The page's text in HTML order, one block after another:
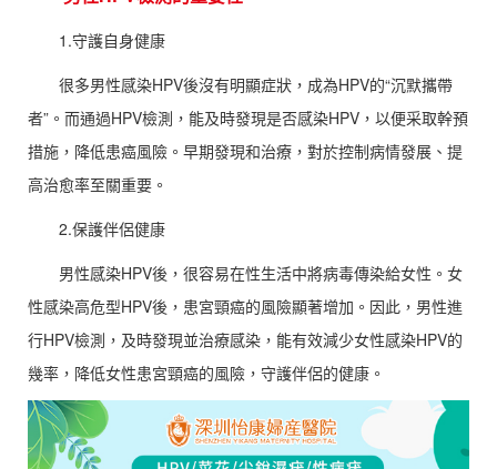
1.守護自身健康
很多男性感染HPV後沒有明顯症狀，成為HPV的“沉默攜帶
者”。而通過HPV檢測，能及時發現是否感染HPV，以便采取幹預
措施，降低患癌風險。早期發現和治療，對於控制病情發展、提
高治愈率至關重要。
2.保護伴侶健康
男性感染HPV後，很容易在性生活中將病毒傳染給女性。女
性感染高危型HPV後，患宮頸癌的風險顯著增加。因此，男性進
行HPV檢測，及時發現並治療感染，能有效減少女性感染HPV的
幾率，降低女性患宮頸癌的風險，守護伴侶的健康。